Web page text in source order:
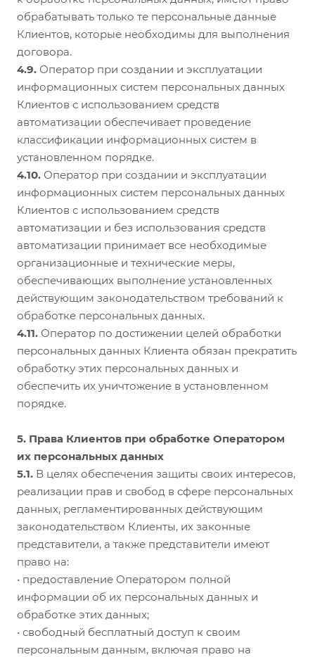
обрабатывать только те персональные данные
Клиентов, которые необходимы для выполнения
договора.
4.9. Оператор при создании и эксплуатации
информационных систем персональных данных
Клиентов с использованием средств
автоматизации обеспечивает проведение
классификации информационных систем в
установленном порядке.
4.10. Оператор при создании и эксплуатации
информационных систем персональных данных
Клиентов с использованием средств
автоматизации и без использования средств
автоматизации принимает все необходимые
организационные и технические меры,
обеспечивающих выполнение установленных
действующим законодательством требований к
обработке персональных данных.
4.11. Оператор по достижении целей обработки
персональных данных Клиента обязан прекратить
обработку этих персональных данных и
обеспечить их уничтожение в установленном
порядке.
5. Права Клиентов при обработке Оператором
их персональных данных
5.1. В целях обеспечения защиты своих интересов,
реализации прав и свобод в сфере персональных
данных, регламентированных действующим
законодательством Клиенты, их законные
представители, а также представители имеют
право на:
• предоставление Оператором полной
информации об их персональных данных и
обработке этих данных;
• свободный бесплатный доступ к своим
персональным данным, включая право на